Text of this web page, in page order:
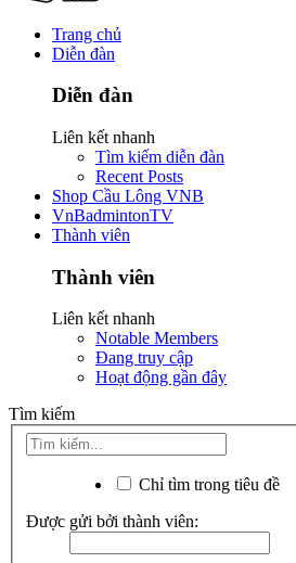
Trang chủ
Diễn đàn
Diễn đàn
Liên kết nhanh
Tìm kiếm diễn đàn
Recent Posts
Shop Cầu Lông VNB
VnBadmintonTV
Thành viên
Thành viên
Liên kết nhanh
Notable Members
Đang truy cập
Hoạt động gần đây
Tìm kiếm
Chỉ tìm trong tiêu đề
Được gửi bởi thành viên: